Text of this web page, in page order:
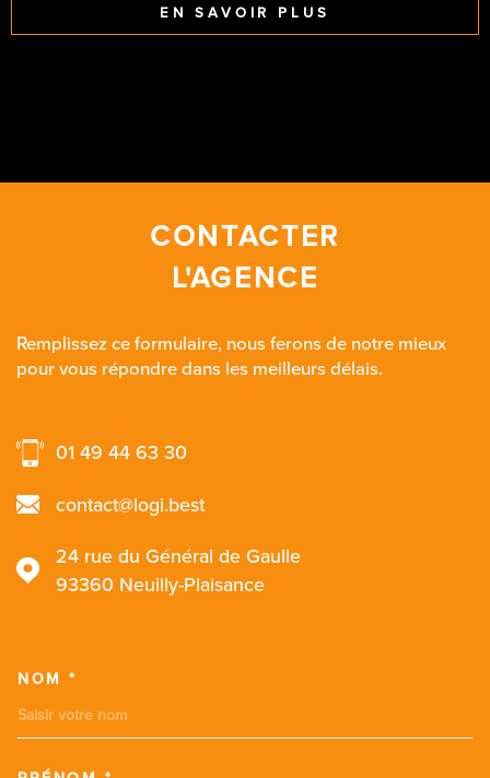
L'AGENCE
pour vous répondre dans les meilleurs délais.
01 49 44 63 30
93360 Neuilly-Plaisance
NOM *